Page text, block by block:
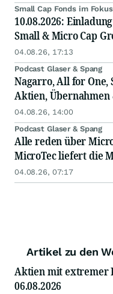
Small Cap Fonds im Fokus
10.08.2026:
Small & Micro Cap
04.08.26, 17:13
Podcast Glaser & Spang
Nagarro, All for One,
Aktien, Übernahmen
04.08.26, 14:00
Podcast Glaser & Spang
Alle reden über
MicroTec liefert die
04.08.26, 07:17
Artikel zu den
Aktien mit extremer
06.08.2026